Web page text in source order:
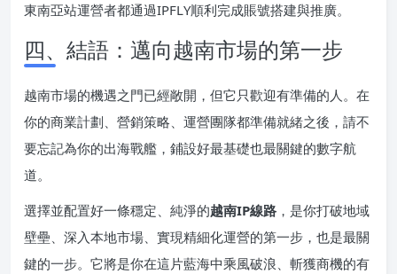
東南亞站運營者都通過IPFLY順利完成賬號搭建與推廣。
四、結語：邁向越南市場的第一步
越南市場的機遇之門已經敞開，但它只歡迎有準備的人。在
你的商業計劃、營銷策略、運營團隊都準備就緒之後，請不
要忘記為你的出海戰艦，鋪設好最基礎也最關鍵的數字航
道。
選擇並配置好一條穩定、純淨的越南IP線路 ，是你打破地域
壁壘、深入本地市場、實現精細化運營的第一步，也是最關
鍵的一步。它將是你在這片藍海中乘風破浪、斬獲商機的有